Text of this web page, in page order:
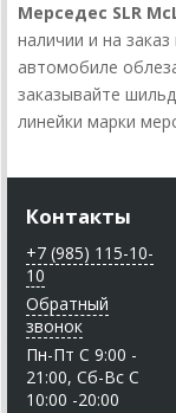
Мерседес SLR
наличии и на
автомобиле
заказывайте
линейки марки
Контакты
+7 (985) 115-10-
10
Обратный
звонок
Пн-Пт C 9:00 -
21:00, Сб-Вс С
10:00 -20:00